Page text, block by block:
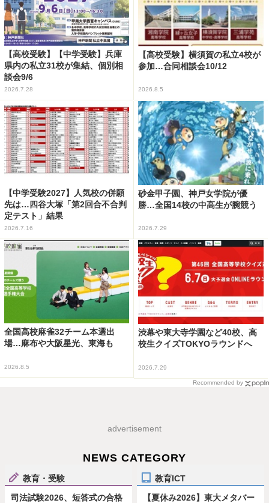
【高校受験】【中学受験】兵庫
県内の私立31校が集結、個別相
談会9/6
2026.7.28
【高校受験】横須賀の私立4校が
参加…合同相談会10/12
2026.8.5
【中学受験2027】人気校の併願
先は…四谷大塚「第2回合不合判
定テスト」結果
2026.7.16
砂金甲子園、神戸女学院が優
勝…全国14校の中高生が腕競う
2026.7.29
全国高校麻雀32チーム本選出
場…麻布や大阪星光、東海も
2026.8.5
渋幕や東大寺学園など40校、高
校生クイズTOKYOラウンドへ
2026.7.29
Recommended by
advertisement
NEWS CATEGORY
教育・受験
司法試験2026、短答式の合格
教育ICT
【夏休み2026】東大メタバー